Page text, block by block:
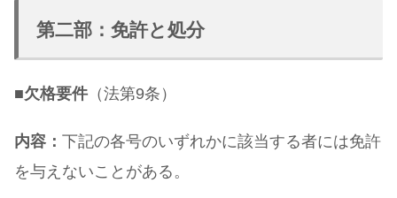
第二部：免許と処分
■欠格要件 （法第9条）
内容： 下記の各号のいずれかに該当する者には免許
を与えないことがある。